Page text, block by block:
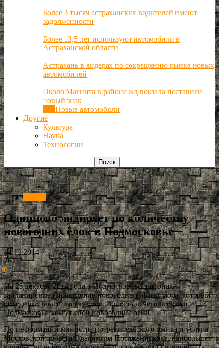
Более 3 тысяч астраханских водителей имеют
задолженности
Более 13,5 лет используют автомобили в
Астраханской области
Астрахань в лидерах по сокращению рынка новых
автомобилей
Около Магнита в районе жд вокзала поставили
новый знак
Новые автомобили
Другие
Культура
Наука
Технологии
РИА Астрахань Россия Одинцово лидирует по количеству
новогодних ёлок в Подмосковье
Одинцово лидирует по количеству
новогодних ёлок в Подмосковье
14.12.2014
267
0
На 25 декабря 2014 года в Подмосковных районах
запланировано проведение новогоднего флеш-моба, который
объединит более тысячу ёлок. В шесть вечера все ёлки
Подмосковья зажгут свои новогодние огни.
По информации министра потребительского рынка и услуги
Московской области Владимира Посаженникова, наибольшее